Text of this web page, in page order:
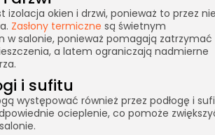
izolacja okien i drzwi, ponieważ to przez nie
Zasłony termiczne są świetnym
w salonie, ponieważ pomagają zatrzymać
a latem ograniczają nadmierne
i sufitu
występować również przez podłogę i
ocieplenie, co pomoże